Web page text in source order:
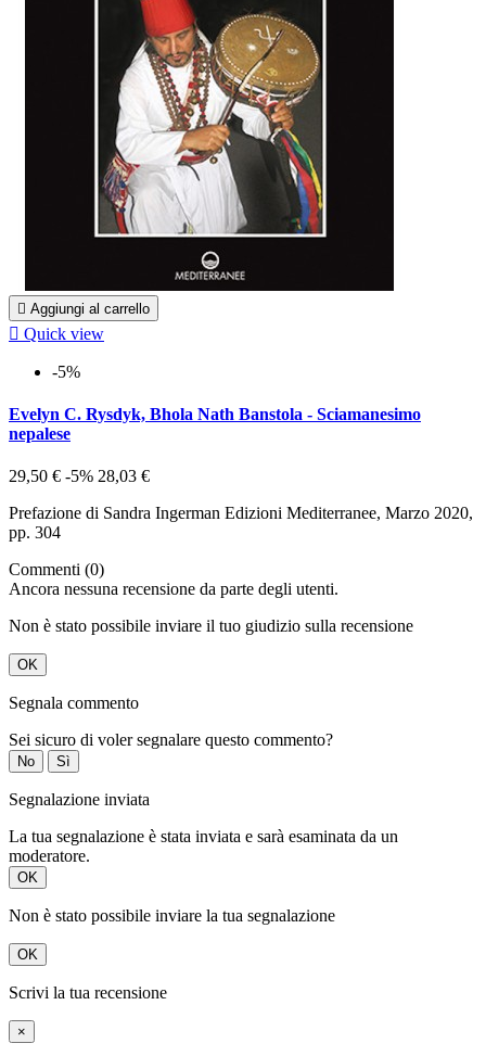
 Aggiungi al carrello
 Quick view
-5%
Evelyn C. Rysdyk, Bhola Nath Banstola - Sciamanesimo
nepalese
29,50 € -5% 28,03 €
Prefazione di Sandra Ingerman Edizioni Mediterranee, Marzo 2020,
pp. 304
Commenti (0)
Ancora nessuna recensione da parte degli utenti.
Non è stato possibile inviare il tuo giudizio sulla recensione
OK
Segnala commento
Sei sicuro di voler segnalare questo commento?
No Sì
Segnalazione inviata
La tua segnalazione è stata inviata e sarà esaminata da un
moderatore.
OK
Non è stato possibile inviare la tua segnalazione
OK
Scrivi la tua recensione
×